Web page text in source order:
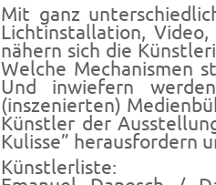
Mit ganz
Lichtinstallation,
nähern sich die
Welche Mechanismen
Und inwiefern
(inszenierten)
Künstler der
Kulisse” herausfordern
Künstlerliste: